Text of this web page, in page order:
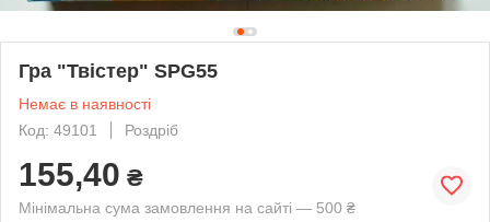
Гра "Твістер" SPG55
Немає в наявності
Код: 49101
Роздріб
155,40 ₴
Мінімальна сума замовлення на сайті — 500 ₴